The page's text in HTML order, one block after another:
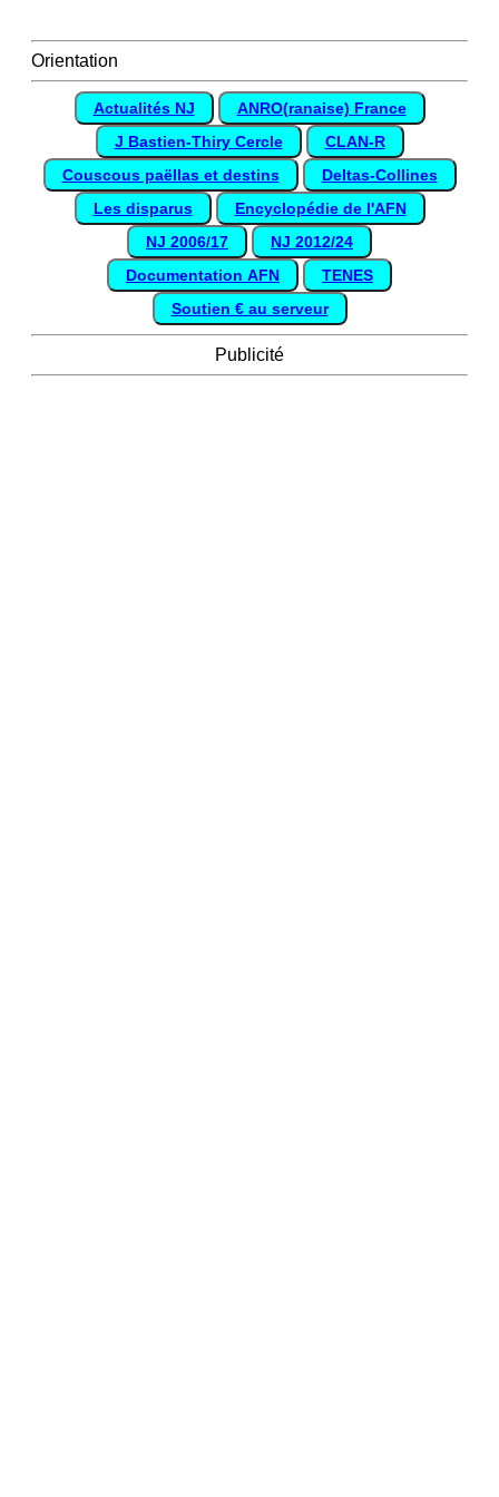
Orientation
Actualités NJ
ANRO(ranaise) France
J Bastien-Thiry Cercle
CLAN-R
Couscous paëllas et destins
Deltas-Collines
Les disparus
Encyclopédie de l'AFN
NJ 2006/17
NJ 2012/24
Documentation AFN
TENES
Soutien € au serveur
Publicité